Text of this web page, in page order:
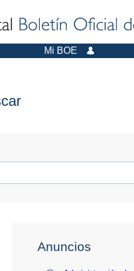
Mi BOE
Anuncios